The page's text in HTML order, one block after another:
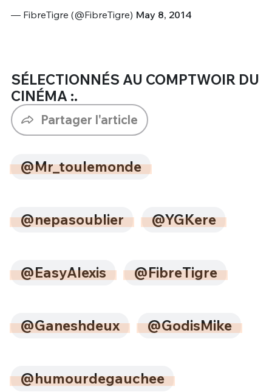
— FibreTigre (@FibreTigre) May 8, 2014
SÉLECTIONNÉS AU COMPTWOIR DU
CINÉMA :.
Partager l'article
@Mr_toulemonde
@nepasoublier @YGKere
@EasyAlexis @FibreTigre
@Ganeshdeux @GodisMike
@humourdegauchee